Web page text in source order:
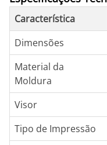
Característica
Dimensões
Material da
Moldura
Visor
Tipo de Impressão